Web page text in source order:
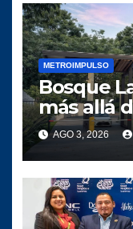
METROIMPULSO
Bosque
más allá
zona 18
AGO 3, 2026